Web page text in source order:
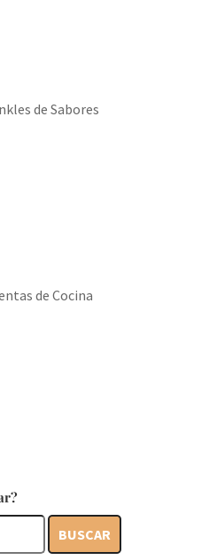
de Sabores
de Cocina
BUSCAR